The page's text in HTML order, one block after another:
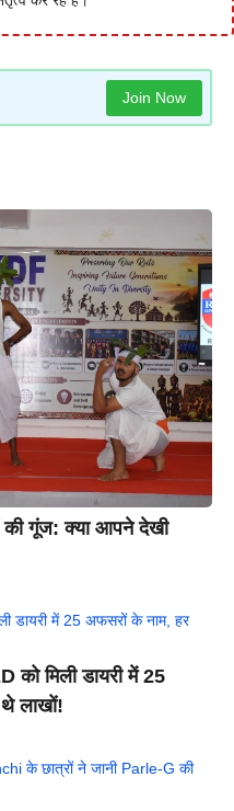
Join Now
की गूंज: क्या आपने देखी
मिली डायरी में 25
लाखों!